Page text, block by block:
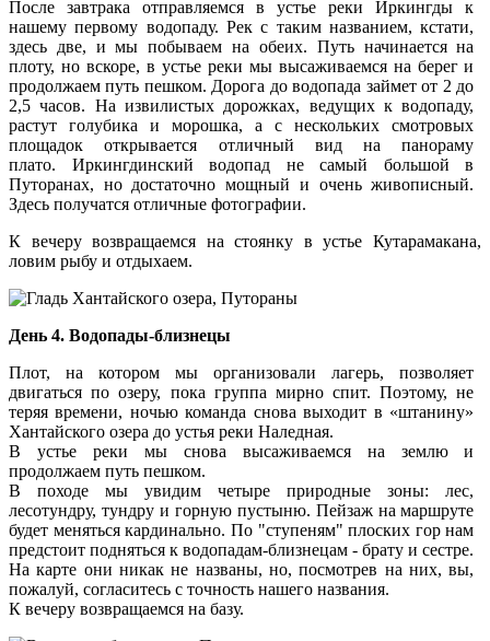
После завтрака отправляемся в устье реки Иркингды к
нашему первому водопаду. Рек с таким названием, кстати,
здесь две, и мы побываем на обеих. Путь начинается на
плоту, но вскоре, в устье реки мы высаживаемся на берег и
продолжаем путь пешком. Дорога до водопада займет от 2 до
2,5 часов. На извилистых дорожках, ведущих к водопаду,
растут голубика и морошка, а с нескольких смотровых
площадок открывается отличный вид на панораму
плато. Иркингдинский водопад не самый большой в
Путоранах, но достаточно мощный и очень живописный.
Здесь получатся отличные фотографии.
К вечеру возвращаемся на стоянку в устье Кутарамакана,
ловим рыбу и отдыхаем.
День 4. Водопады-близнецы
Плот, на котором мы организовали лагерь, позволяет
двигаться по озеру, пока группа мирно спит. Поэтому, не
теряя времени, ночью команда снова выходит в «штанину»
Хантайского озера до устья реки Наледная.
В устье реки мы снова высаживаемся на землю и
продолжаем путь пешком.
В походе мы увидим четыре природные зоны: лес,
лесотундру, тундру и горную пустыню. Пейзаж на маршруте
будет меняться кардинально. По "ступеням" плоских гор нам
предстоит подняться к водопадам-близнецам - брату и сестре.
На карте они никак не названы, но, посмотрев на них, вы,
пожалуй, согласитесь с точность нашего названия.
К вечеру возвращаемся на базу.